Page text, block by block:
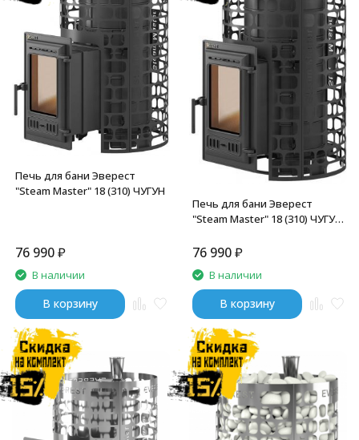
Печь для бани Эверест
"Steam Master" 18 (310) ЧУГУН
76 990₽
В наличии
В корзину
Печь для бани Эверест
"Steam Master" 18 (310) ЧУГУН
76 990₽
В наличии
В корзину